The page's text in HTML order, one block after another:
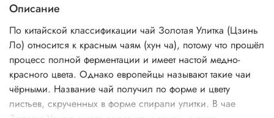
Описание
По китайской классификации чай Золотая Улитка (Цзинь
Ло) относится к красным чаям (хун ча), потому что прошёл
процесс полной ферментации и имеет настой медно-
красного цвета. Однако европейцы называют такие чаи
чёрными. Название чай получил по форме и цвету
листьев, скрученных в форме спирали улитки. В чае